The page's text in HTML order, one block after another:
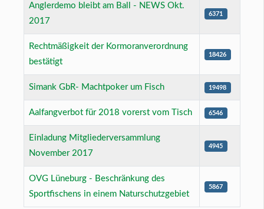
Anglerdemo bleibt am Ball - NEWS Okt.
2017
6371
Rechtmäßigkeit der Kormoranverordnung
bestätigt
18426
Simank GbR- Machtpoker um Fisch 19498
Aalfangverbot für 2018 vorerst vom Tisch 6546
Einladung Mitgliederversammlung
November 2017
4945
OVG Lüneburg - Beschränkung des
Sportfischens in einem Naturschutzgebiet
5867